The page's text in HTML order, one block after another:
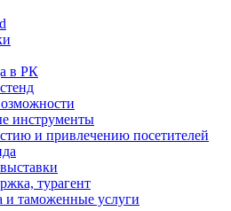
в РК
инструменты
и привлечению посетителей
турагент
и таможенные услуги